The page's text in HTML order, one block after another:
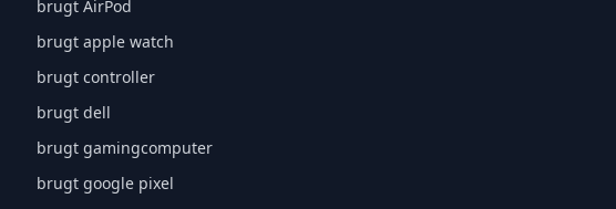
brugt AirPod
brugt apple watch
brugt controller
brugt dell
brugt gamingcomputer
brugt google pixel